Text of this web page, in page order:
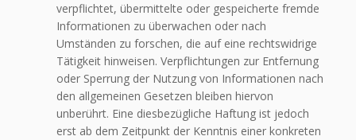
verpflichtet, übermittelte oder gespeicherte fremde
Informationen zu überwachen oder nach
Umständen zu forschen, die auf eine rechtswidrige
Tätigkeit hinweisen. Verpflichtungen zur Entfernung
oder Sperrung der Nutzung von Informationen nach
den allgemeinen Gesetzen bleiben hiervon
unberührt. Eine diesbezügliche Haftung ist jedoch
erst ab dem Zeitpunkt der Kenntnis einer konkreten